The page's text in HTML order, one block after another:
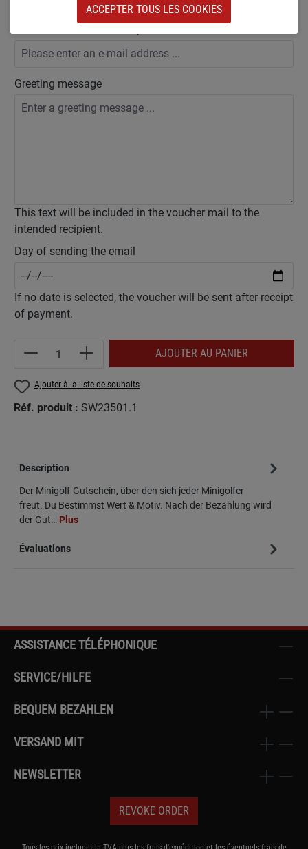
Greeting message
This text will be included in the voucher mail to the
intended recipient.
Day of sending the email
If no date is selected, the voucher will be sent after receipt
of payment.
Quantité de produit : Entrez la quantité
AJOUTER AU PANIER
Ajouter à la liste de souhaits
Réf. produit : SW23501.1
Description
Der Minigolf-Gutschein, über den sich jeder Minigolfer
freut. Du Bestimmst Wert & Motiv. Nach der Bezahlung wird
der Gut… Plus
Évaluations
ASSISTANCE TÉLÉPHONIQUE
SERVICE/HILFE
BEQUEM BEZAHLEN
VERSAND MIT
NEWSLETTER
REVOKE ORDER
ACCEPTER TOUS LES COOKIES